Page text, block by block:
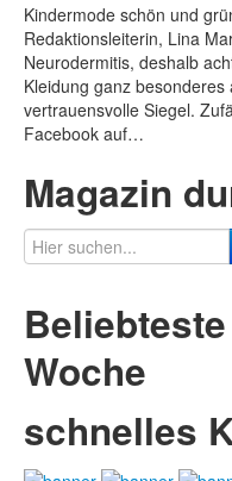
Kindermode schön und
Redaktionsleiterin, Lina
Neurodermitis, deshalb
Kleidung ganz
vertrauensvolle Siegel.
Facebook auf…
Magazin
Woche
schnelles